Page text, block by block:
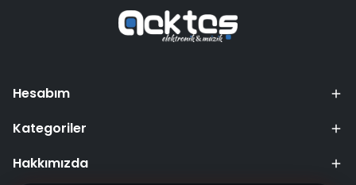
Hesabım
Kategoriler
Hakkımızda